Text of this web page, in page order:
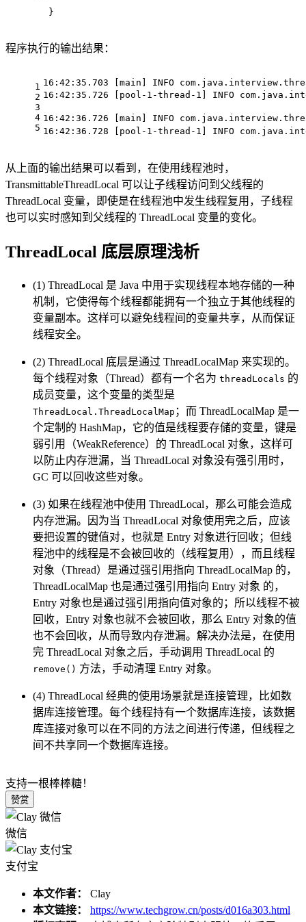
}
程序执行的输出结果：
1
2
3
4
5
16:42:35.703 [main] INFO
16:42:35.726 [pool-1-thread-1] INFO
16:42:36.726 [main] INFO
16:42:36.728 [pool-1-thread-1] INFO
从上面的输出结果可以看到，在使用线程池时，
TransmittableThreadLocal 可以让子线程访问到父线程的
ThreadLocal 变量，即使是在线程池中发生线程复用，子线程
也可以实时感知到父线程的 ThreadLocal 变量的变化。
ThreadLocal 底层原理浅析
(1) ThreadLocal 是 Java 中用于实现线程本地存储的一种
机制，它使得每个线程都能拥有一个独立于其他线程的
变量副本。这样可以避免线程间的变量共享，从而保证
线程安全。
(2) ThreadLocal 底层是通过 ThreadLocalMap 来实现的。
每个线程对象（Thread）都有一个名为 threadLocals 的
成员变量，这个变量的类型是
ThreadLocal.ThreadLocalMap ；而 ThreadLocalMap 是一
个定制的 HashMap，它的值是线程要存储的变量，键是
弱引用（WeakReference）的 ThreadLocal 对象，这样可
以防止内存泄漏，当 ThreadLocal 对象没有强引用时，
GC 可以回收这些对象。
(3) 如果在线程池中使用 ThreadLocal，那么可能会造成
内存泄漏。因为当 ThreadLocal 对象使用完之后，应该
要把设置的键值对，也就是 Entry 对象进行回收；但线
程池中的线程是不会被回收的（线程复用），而且线程
对象（Thread）是通过强引用指向 ThreadLocalMap 的，
ThreadLocalMap 也是通过强引用指向 Entry 对象 的，
Entry 对象也是通过强引用指向值对象的；所以线程不被
回收，Entry 对象也就不会被回收，那么 Entry 对象的值
也不会回收，从而导致内存泄漏。解决办法是，在使用
完 ThreadLocal 对象之后，手动调用 ThreadLocal 的
remove() 方法，手动清理 Entry 对象。
(4) ThreadLocal 经典的使用场景就是连接管理，比如数
据库连接管理。每个线程持有一个数据库连接，该数据
库连接对象可以在不同的方法之间进行传递，但线程之
间不共享同一个数据库连接。
支持一根棒棒糖！
赞赏
微信
支付宝
本文作者：
Clay
本文链接：
https://www.techgrow.cn/posts/d016a303.html